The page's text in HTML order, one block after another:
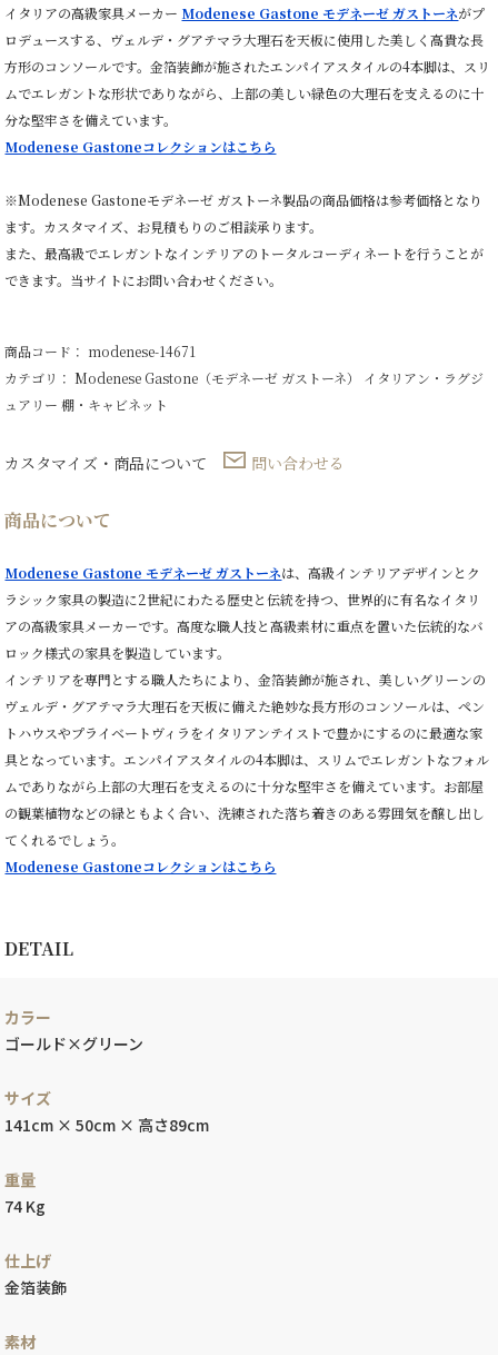
グ
ア
テ
マ
大
理
エ
パ
ア・
コ
ソ
金
装
飾
イタリアの高級家具メーカーModenese Gastone モデネーゼ ガストーネがプ
ロデュースする、ヴェルデ・グアテマラ大理石を天板に使用した美しく高貴な長
方形のコンソールです。金箔装飾が施されたエンパイアスタイルの4本脚は、スリ
ムでエレガントな形状でありながら、上部の美しい緑色の大理石を支えるのに十
分な堅牢さを備えています。
Modenese Gastoneコレクションはこちら
※Modenese Gastoneモデネーゼ ガストーネ製品の商品価格は参考価格となり
ます。カスタマイズ、お見積もりのご相談承ります。
また、最高級でエレガントなインテリアのトータルコーディネートを行うことが
できます。当サイトにお問い合わせください。
商品コード： modenese-14671
カテゴリ：Modenese Gastone（モデネーゼ ガストーネ）
イタリアン・ラグジ
ュアリー 棚・キャビネット
カスタマイズ・商品について 問い合わせる
商品について
Modenese Gastone モデネーゼ ガストーネは、高級インテリアデザインとク
ラシック家具の製造に2世紀にわたる歴史と伝統を持つ、世界的に有名なイタリ
アの高級家具メーカーです。高度な職人技と高級素材に重点を置いた伝統的なバ
ロック様式の家具を製造しています。
インテリアを専門とする職人たちにより、金箔装飾が施され、美しいグリーンの
ヴェルデ・グアテマラ大理石を天板に備えた絶妙な長方形のコンソールは、ペン
トハウスやプライベートヴィラをイタリアンテイストで豊かにするのに最適な家
具となっています。エンパイアスタイルの4本脚は、スリムでエレガントなフォル
ムでありながら上部の大理石を支えるのに十分な堅牢さを備えています。お部屋
の観葉植物などの緑ともよく合い、洗練された落ち着きのある雰囲気を醸し出し
てくれるでしょう。
Modenese Gastoneコレクションはこちら
DETAIL
カラー
ゴールド×グリーン
サイズ
141cm × 50cm × 高さ89cm
重量
74 Kg
仕上げ
金箔装飾
素材